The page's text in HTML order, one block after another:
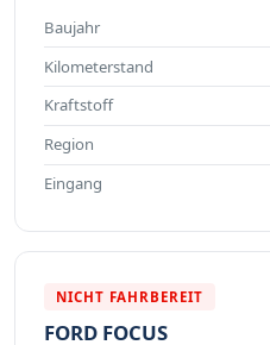
Baujahr
Kilometerstand
Kraftstoff
Region
Eingang
NICHT FAHRBEREIT
FORD FOCUS